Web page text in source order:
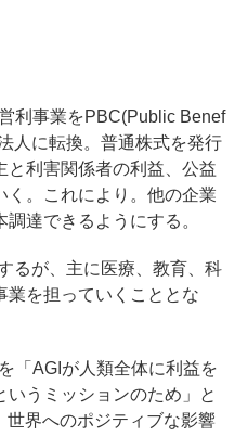
利事業をPBC(Public Benef
人に転換。普通株式を発行
と利害関係者の利益、公益
く。これにより。他の企業
達できるようにする。
るが、主に医療、教育、科
業を担っていくこととな
「AGIが人類全体に利益を
いうミッションのため」と
界へのポジティブな影響